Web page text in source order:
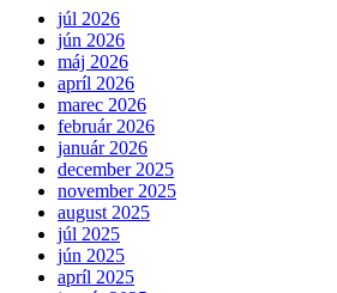
júl 2026
jún 2026
máj 2026
apríl 2026
marec 2026
február 2026
január 2026
december 2025
november 2025
august 2025
júl 2025
jún 2025
apríl 2025